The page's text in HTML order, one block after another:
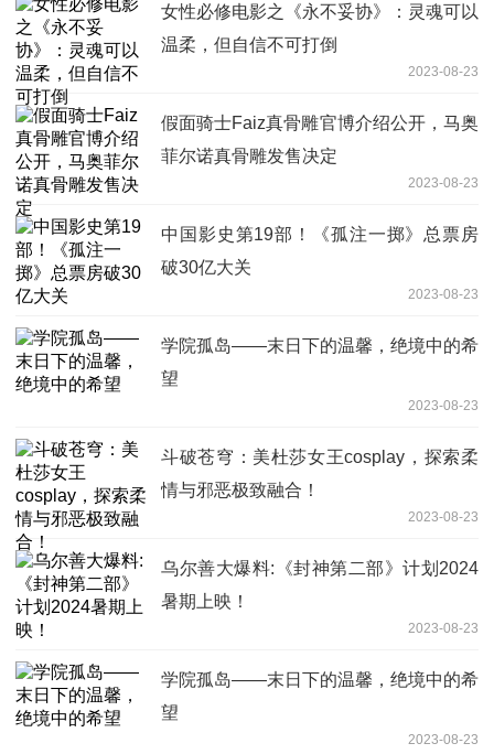
女性必修电影之《永不妥协》：灵魂可以
温柔，但自信不可打倒
2023-08-23
假面骑士Faiz真骨雕官博介绍公开，马奥
菲尔诺真骨雕发售决定
2023-08-23
中国影史第19部！《孤注一掷》总票房
破30亿大关
2023-08-23
学院孤岛——末日下的温馨，绝境中的希
望
2023-08-23
斗破苍穹：美杜莎女王cosplay，探索柔
情与邪恶极致融合！
2023-08-23
乌尔善大爆料:《封神第二部》计划2024
暑期上映！
2023-08-23
学院孤岛——末日下的温馨，绝境中的希
望
2023-08-23